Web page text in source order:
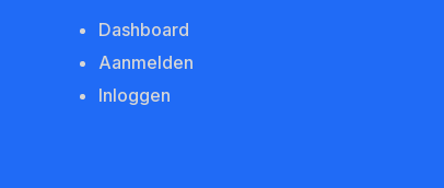
Dashboard
Aanmelden
Inloggen